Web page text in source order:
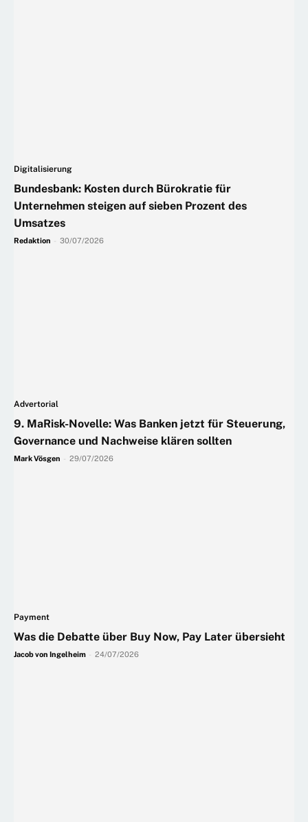
Digitalisierung
Bundesbank: Kosten durch Bürokratie für
Unternehmen steigen auf sieben Prozent des
Umsatzes
Redaktion 30/07/2026
Advertorial
9. MaRisk-Novelle: Was Banken jetzt für Steuerung,
Governance und Nachweise klären sollten
Mark Vösgen 29/07/2026
Payment
Was die Debatte über Buy Now, Pay Later übersieht
Jacob von Ingelheim 24/07/2026